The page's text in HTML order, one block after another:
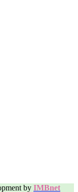
by IMBnet